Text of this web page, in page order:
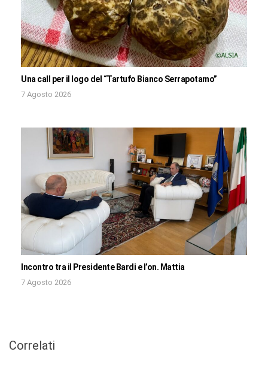
Una call per il logo del “Tartufo Bianco Serrapotamo”
7 Agosto 2026
Incontro tra il Presidente Bardi e l’on. Mattia
7 Agosto 2026
Correlati